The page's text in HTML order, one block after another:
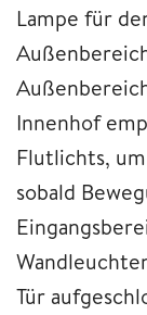
Lampe für
Innenhof
Flutlichts,
sobald
Tür